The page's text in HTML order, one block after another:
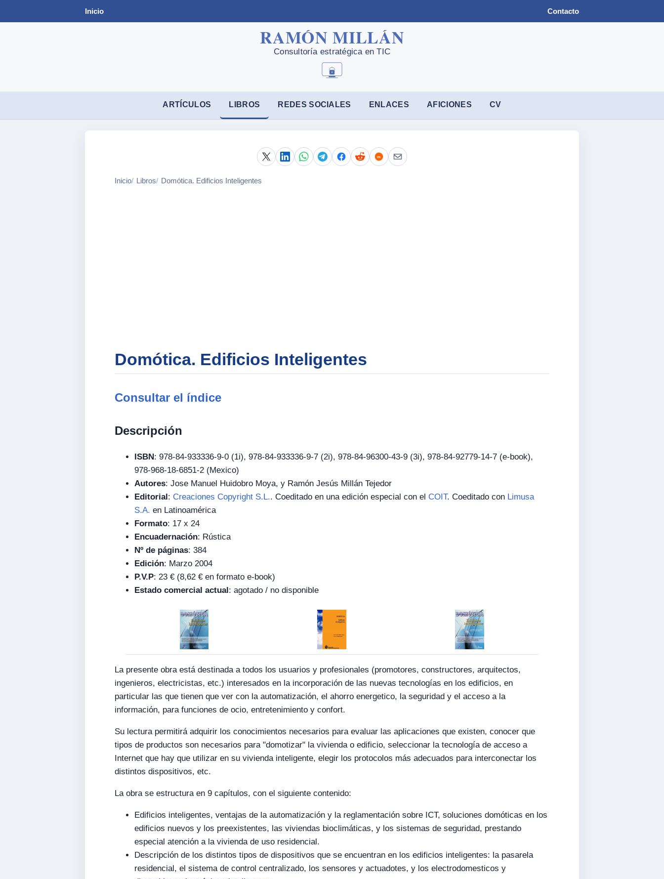
Inicio Contacto
ARTÍCULOS LIBROS REDES SOCIALES ENLACES AFICIONES CV
Inicio Libros Domótica. Edificios Inteligentes
Domótica. Edificios Inteligentes
Consultar el índice
Descripción
ISBN: 978-84-933336-9-0 (1i), 978-84-933336-9-7 (2i), 978-84-96300-43-9 (3i), 978-84-92779-14-7 (e-book),
978-968-18-6851-2 (Mexico)
Autores: Jose Manuel Huidobro Moya, y Ramón Jesús Millán Tejedor
Editorial: Creaciones Copyright S.L.. Coeditado en una edición especial con el COIT. Coeditado con Limusa
S.A. en Latinoamérica
Formato: 17 x 24
Encuadernación: Rústica
Nº de páginas: 384
Edición: Marzo 2004
P.V.P: 23 € (8,62 € en formato e-book)
Estado comercial actual: agotado / no disponible
La presente obra está destinada a todos los usuarios y profesionales (promotores, constructores, arquitectos,
ingenieros, electricistas, etc.) interesados en la incorporación de las nuevas tecnologías en los edificios, en
particular las que tienen que ver con la automatización, el ahorro energetico, la seguridad y el acceso a la
información, para funciones de ocio, entretenimiento y confort.
Su lectura permitirá adquirir los conocimientos necesarios para evaluar las aplicaciones que existen, conocer que
tipos de productos son necesarios para "domotizar" la vivienda o edificio, seleccionar la tecnología de acceso a
Internet que hay que utilizar en su vivienda inteligente, elegir los protocolos más adecuados para interconectar los
distintos dispositivos, etc.
La obra se estructura en 9 capítulos, con el siguiente contenido:
Edificios inteligentes, ventajas de la automatización y la reglamentación sobre ICT, soluciones domóticas en los
edificios nuevos y los preexistentes, las viviendas bioclimáticas, y los sistemas de seguridad, prestando
especial atención a la vivienda de uso residencial.
Descripción de los distintos tipos de dispositivos que se encuentran en los edificios inteligentes: la pasarela
residencial, el sistema de control centralizado, los sensores y actuadotes, y los electrodomesticos y